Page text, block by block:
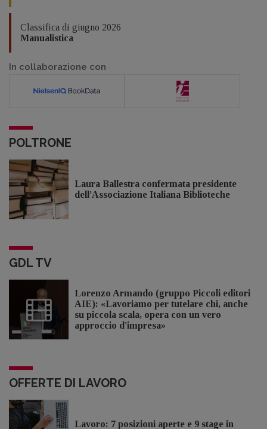
Classifica di giugno 2026
Manualistica
In collaborazione con
POLTRONE
Laura Ballestra confermata presidente
dell’Associazione Italiana Biblioteche
GDL TV
Lorenzo Armando (gruppo Piccoli editori
AIE): «Lavoriamo per tutelare chi, anche
su piccola scala, opera con un vero
approccio d'impresa»
OFFERTE DI LAVORO
Lavoro: 7 posizioni aperte e 9 stage in